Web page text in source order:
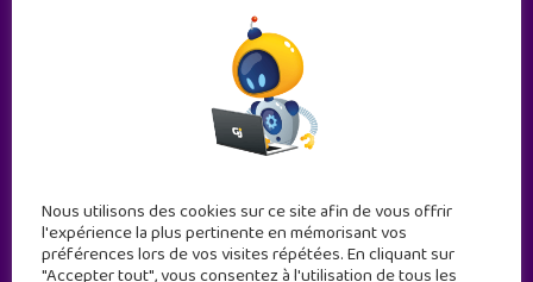
Nous utilisons des cookies sur ce site afin de vous offrir
l'expérience la plus pertinente en mémorisant vos
préférences lors de vos visites répétées. En cliquant sur
"Accepter tout", vous consentez à l'utilisation de tous les